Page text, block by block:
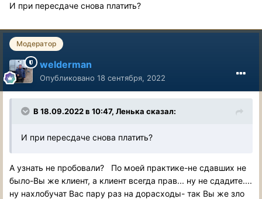
И при пересдаче снова платить?
Модератор
welderman
Опубликовано 18 сентября, 2022
В 18.09.2022 в 10:47, Ленька сказал:
И при пересдаче снова платить?
А узнать не пробовали? По моей практике-не сдавших не
было-Вы же клиент, а клиент всегда прав... ну не сдадите....
ну нахлобучат Вас пару раз на дорасходы- так Вы же зло